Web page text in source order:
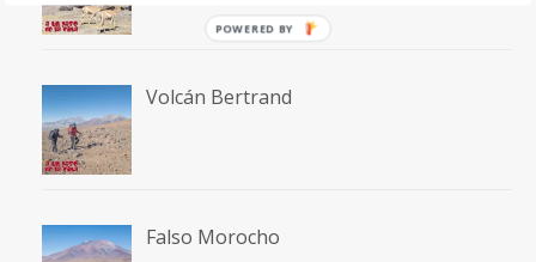
Volcán Bertrand
Falso Morocho
POWERED